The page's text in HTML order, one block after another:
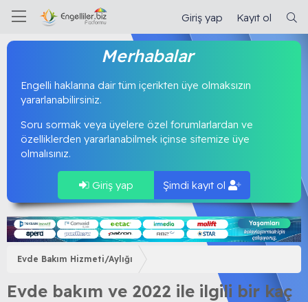
Giriş yap Kayıt ol
Merhabalar
Engelli haklarına dair tüm içerikten üye olmaksızın
yararlanabilirsiniz.
Soru sormak veya üyelere özel forumlarlardan ve
özelliklerden yararlanabilmek içinse sitemize üye
olmalısınız.
Giriş yap Şimdi kayıt ol
Evde Bakım Hizmeti/Aylığı
Evde bakım ve 2022 ile ilgili bir kaç